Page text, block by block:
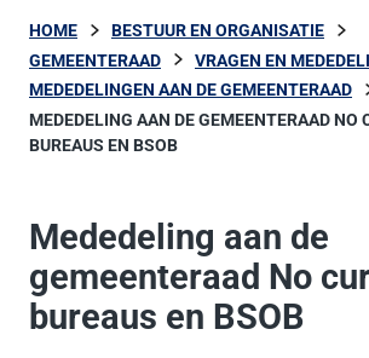
HOME
BESTUUR EN ORGANISATIE
GEMEENTERAAD
VRAGEN EN
MEDEDELINGEN AAN DE GEMEENTERAAD
MEDEDELING AAN DE GEMEENTERAAD NO
BUREAUS EN BSOB
Mededeling aan de
gemeenteraad No
bureaus en BSOB